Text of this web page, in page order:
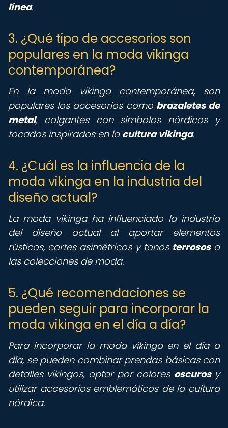
línea.
3. ¿Qué tipo de accesorios son
populares en la moda vikinga
contemporánea?
En la moda vikinga contemporánea, son
populares los accesorios como brazaletes de
metal, colgantes con símbolos nórdicos y
tocados inspirados en la cultura vikinga.
4. ¿Cuál es la influencia de la
moda vikinga en la industria del
diseño actual?
La moda vikinga ha influenciado la industria
del diseño actual al aportar elementos
rústicos, cortes asimétricos y tonos terrososa
las colecciones de moda.
5. ¿Qué recomendaciones se
pueden seguir para incorporar la
moda vikinga en el día a día?
Para incorporar la moda vikinga en el día a
día, se pueden combinar prendas básicas con
detalles vikingos, optar por colores oscurosy
utilizar accesorios emblemáticos de la cultura
nórdica.